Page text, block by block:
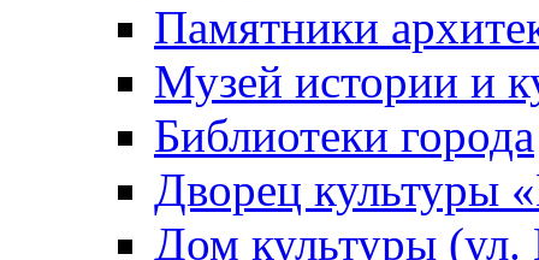
Памятники
Музей истории и
Библиотеки города
Дворец культуры
Дом культуры (ул.